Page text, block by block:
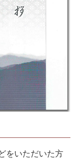
をいただいた方